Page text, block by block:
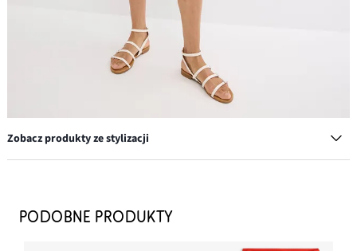
Zobacz produkty ze stylizacji
39,99 zł
PODOBNE PRODUKTY